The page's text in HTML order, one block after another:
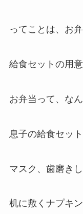
ってことは、お
給食セットの用
お弁当って、な
息子の給食セッ
マスク、歯磨き
机に敷くナプキ